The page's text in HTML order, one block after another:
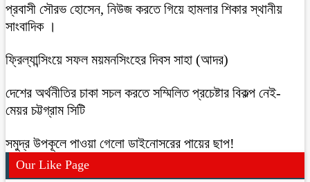
প্রবাসী সৌরভ হোসেন, নিউজ করতে গিয়ে হামলার শিকার স্থানীয়
সাংবাদিক ।
ফ্রিল্যান্সিংয়ে সফল ময়মনসিংহের দিবস সাহা (আদর)
দেশের অর্থনীতির চাকা সচল করতে সম্মিলিত প্রচেষ্টার বিকল্প নেই-
মেয়র চট্টগ্রাম সিটি
সমুদ্র উপকূলে পাওয়া গেলো ডাইনোসরের পায়ের ছাপ!
Our Like Page